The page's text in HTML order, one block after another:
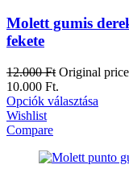
Molett gumis
fekete
12.000Ft Original
10.000 Ft.
Opciók választása
Wishlist
Compare